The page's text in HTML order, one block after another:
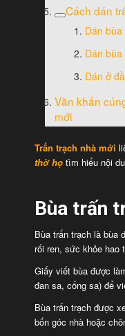
Cách dán
Dán
Dán
Dán ở
Văn khấn
mới
Trấn trạch nhà mới
thờ họ tìm hiểu nội
Bùa trấn
Bùa trấn trạch là bùa
rối ren, sức khỏe hao
Giấy viết bùa được
đan sa, cống sa) để
Bùa trấn trạch được
bốn góc nhà hoặc